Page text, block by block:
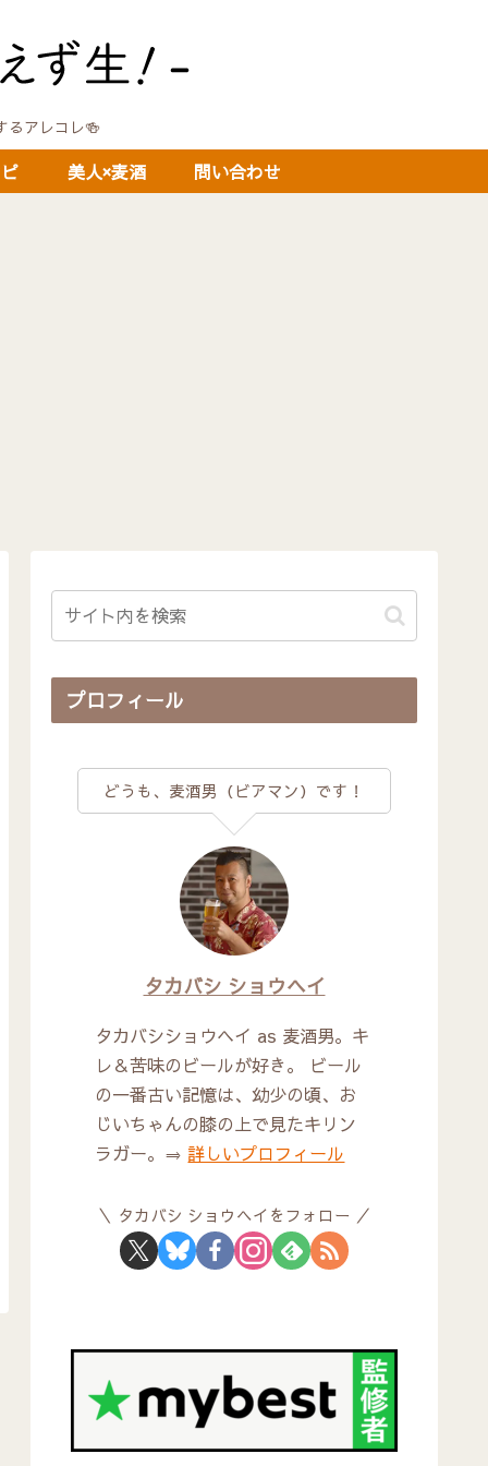
アレコレ🍻
美人×麦酒 問い合わせ
プロフィール
どうも、麦酒男（ビアマン）です！
タカバシ ショウヘイ
タカバシショウヘイ as 麦酒男。キ
レ＆苦味のビールが好き。 ビール
の一番古い記憶は、幼少の頃、お
じいちゃんの膝の上で見たキリン
ラガー。⇒詳しいプロフィール
タカバシ ショウヘイをフォロー